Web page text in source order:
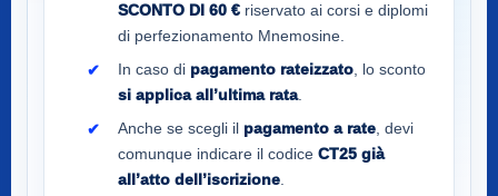
SCONTO DI 60 € riservato ai corsi e diplomi
di perfezionamento Mnemosine.
In caso di pagamento rateizzato , lo sconto
si applica all’ultima rata.
Anche se scegli il pagamento a rate , devi
comunque indicare il codice CT25 già
all’atto dell’iscrizione